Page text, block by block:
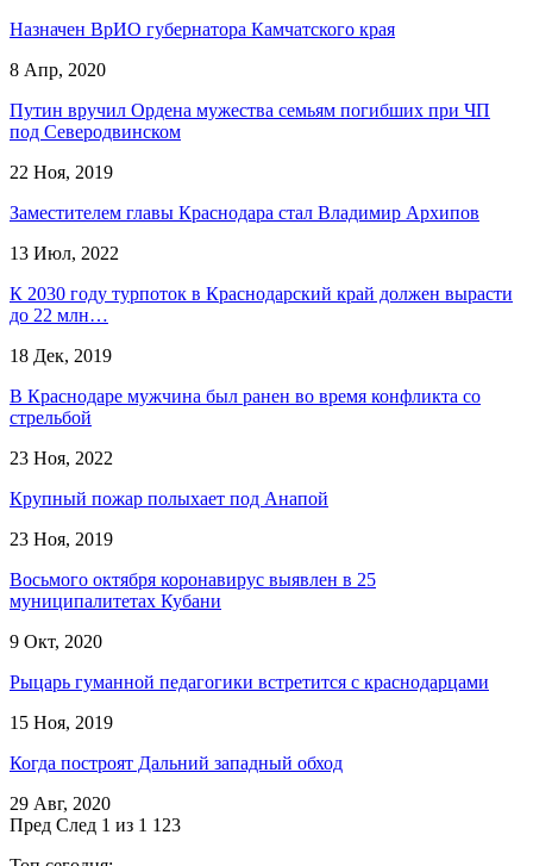
Назначен ВрИО губернатора Камчатского края
8 Апр, 2020
Путин вручил Ордена мужества семьям погибших при ЧП
под Северодвинском
22 Ноя, 2019
​Заместителем главы Краснодара стал Владимир Архипов
13 Июл, 2022
К 2030 году турпоток в Краснодарский край должен вырасти
до 22 млн…
18 Дек, 2019
В Краснодаре мужчина был ранен во время конфликта со
стрельбой
23 Ноя, 2022
Крупный пожар полыхает под Анапой
23 Ноя, 2019
Восьмого октября коронавирус выявлен в 25
муниципалитетах Кубани
9 Окт, 2020
Рыцарь гуманной педагогики встретится с краснодарцами
15 Ноя, 2019
Когда построят Дальний западный обход
29 Авг, 2020
Пред След 1 из 1 123